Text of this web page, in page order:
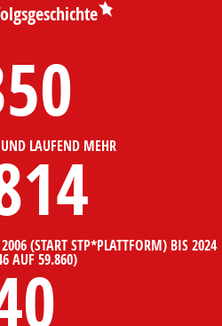
LAUFEND MEHR
(START STP*PLATTFORM) BIS 2024
AUF 59.860)